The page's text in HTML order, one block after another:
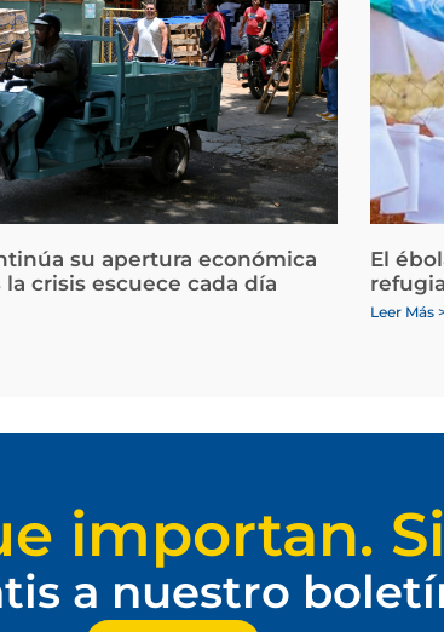
su apertura económica
crisis escuece cada día
El
Leer Más
importan.
a nuestro